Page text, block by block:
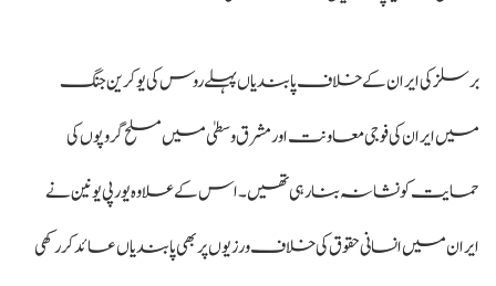
برسلز کی ایران کے خلاف پابندیاں پہلے روس کی یوکرین جنگ
میں ایران کی فوجی معاونت اور مشرق وسطیٰ میں مسلح گروپوں کی
حمایت کو نشانہ بنا رہی تھیں۔ اس کے علاوہ یورپی یونین نے
ایران میں انسانی حقوق کی خلاف ورزیوں پر بھی پابندیاں عائد کر رکھی